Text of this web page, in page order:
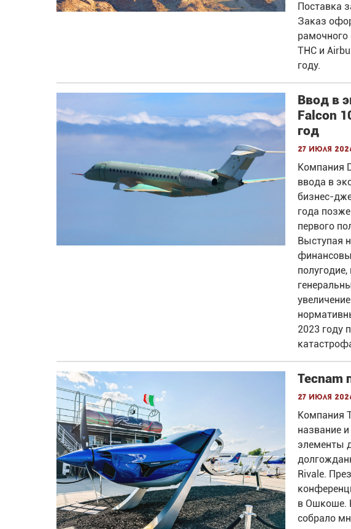
Поставка
Заказ
рамочного
THC и
году.
Ввод в
Falcon
год
27 июля
Компания
ввода в
бизнес-
года
первого
Выступая
2023 году
Tecnam
27 июля
Компания
название
элементы
Rivale.
в Ошкоше.
собрало